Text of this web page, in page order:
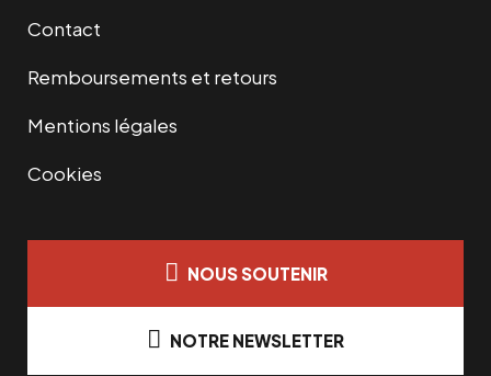
Contact
Remboursements et retours
Mentions légales
Cookies
NOUS SOUTENIR
NOTRE NEWSLETTER